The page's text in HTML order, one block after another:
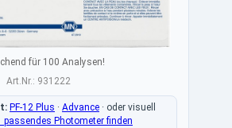
für 100 Analysen!
Art.Nr.: 931222
PF-12 Plus · Advance · oder visuell
passendes Photometer finden